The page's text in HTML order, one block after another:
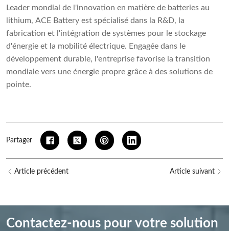
Leader mondial de l'innovation en matière de batteries au
lithium, ACE Battery est spécialisé dans la R&D, la
fabrication et l'intégration de systèmes pour le stockage
d'énergie et la mobilité électrique. Engagée dans le
développement durable, l'entreprise favorise la transition
mondiale vers une énergie propre grâce à des solutions de
pointe.
Partager
Article précédent Article suivant
Contactez-nous pour votre solution